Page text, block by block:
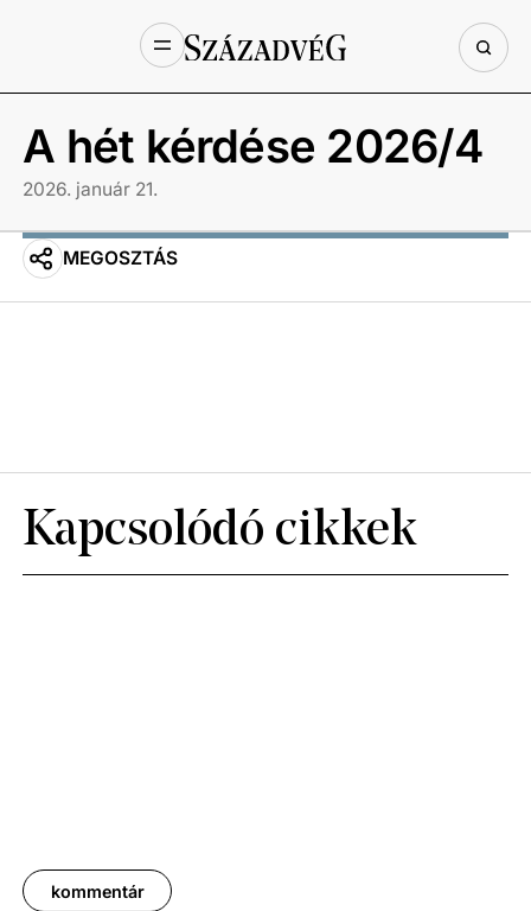
A hét kérdése 2026/4
2026. január 21.
MEGOSZTÁS
Kapcsolódó cikkek
kommentár